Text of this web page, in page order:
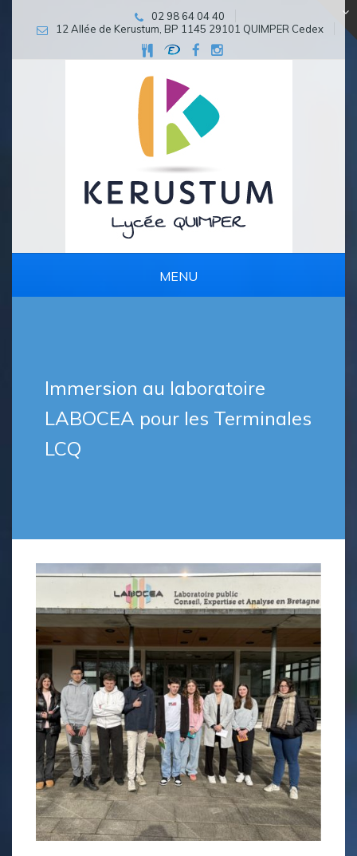
02 98 64 04 40
12 Allée de Kerustum, BP 1145 29101 QUIMPER Cedex
MENU
Immersion au laboratoire
LABOCEA pour les Terminales
LCQ